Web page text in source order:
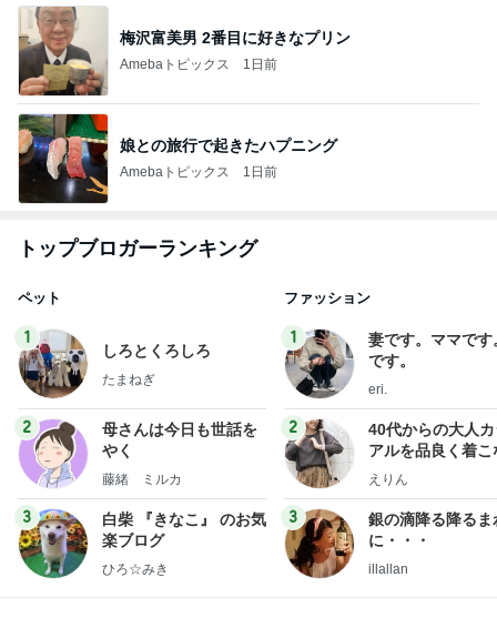
梅沢富美男 2番目に好きなプリン
Amebaトピックス 1日前
娘との旅行で起きたハプニング
Amebaトピックス 1日前
トップブロガーランキング
ペット
1
しろとくろしろ
たまねぎ
2
母さんは今日も世話を
やく
藤緒 ミルカ
3
白柴 『きなこ』 のお気
楽ブログ
ひろ☆みき
ファッション
1
妻です。ママです
です。
eri.
2
40代からの大人
アルを品良く着こ
ファッションブロ
えりん
3
銀の滴降る降るま
に・・・
illallan